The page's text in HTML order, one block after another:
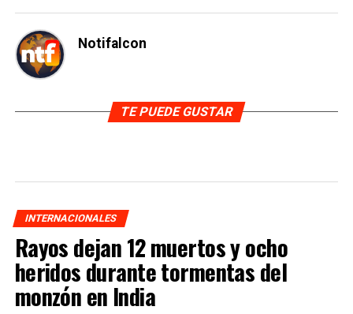
Notifalcon
TE PUEDE GUSTAR
INTERNACIONALES
Rayos dejan 12 muertos y ocho
heridos durante tormentas del
monzón en India